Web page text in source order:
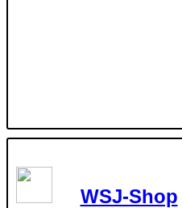
WSJ-Shop